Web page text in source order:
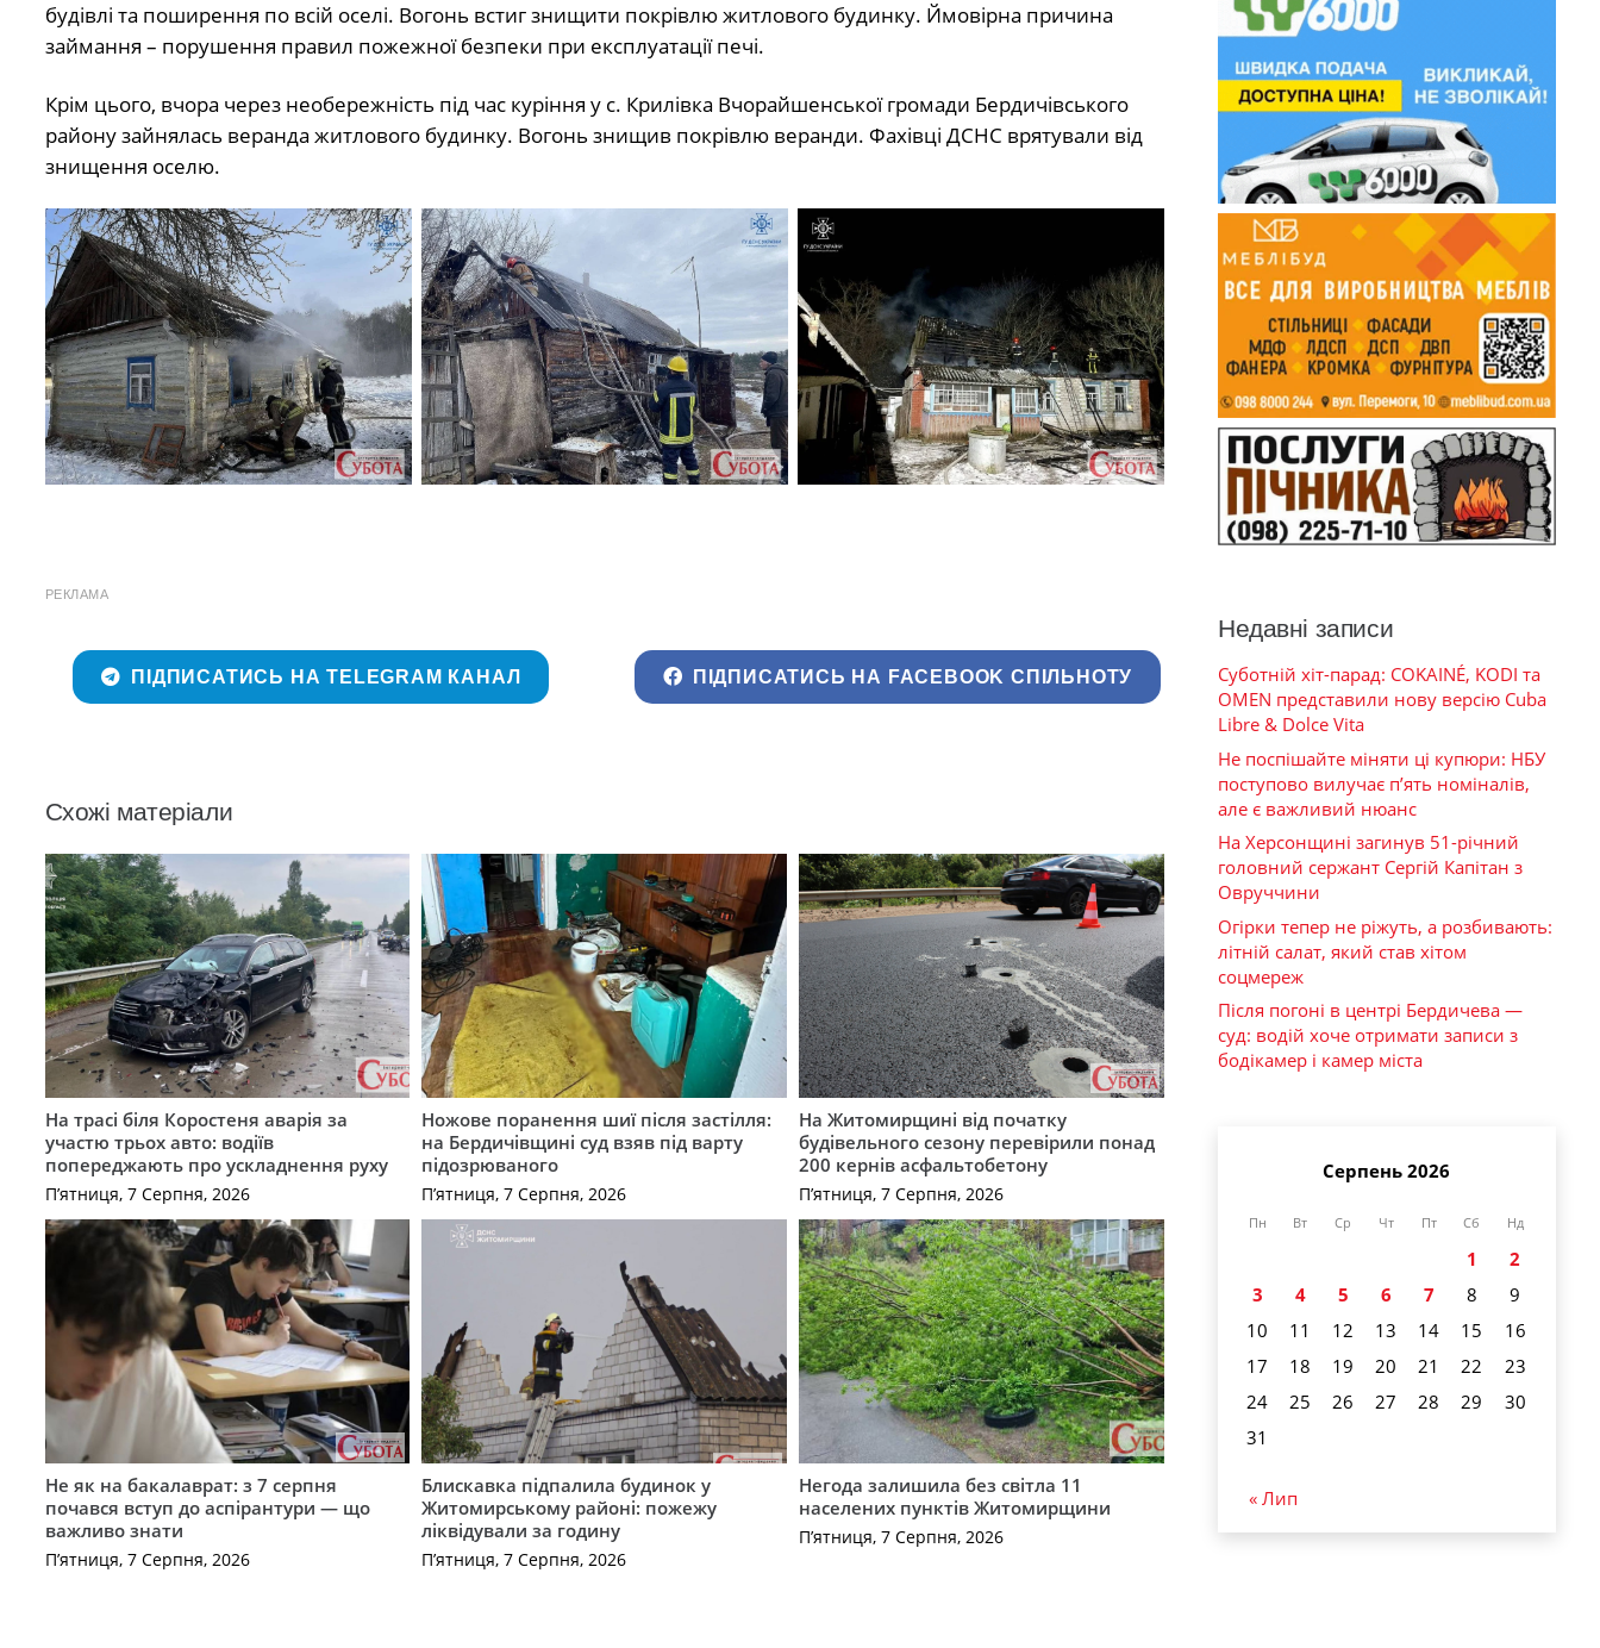
будівлі та поширення по всій оселі. Вогонь встиг знищити покрівлю житлового будинку. Ймовірна причина
займання – порушення правил пожежної безпеки при експлуатації печі.
Крім цього, вчора через необережність під час куріння у с. Крилівка Вчорайшенської громади Бердичівського
району зайнялась веранда житлового будинку. Вогонь знищив покрівлю веранди. Фахівці ДСНС врятували від
знищення оселю.
РЕКЛАМА
ПІДПИСАТИСЬ НА TELEGRAM КАНАЛ ПІДПИСАТИСЬ НА FACEBOOK СПІЛЬНОТУ
Схожі матеріали
На трасі біля Коростеня аварія за
участю трьох авто: водіїв
попереджають про ускладнення руху
П’ятниця, 7 Серпня, 2026
Ножове поранення шиї після застілля:
на Бердичівщині суд взяв під варту
підозрюваного
П’ятниця, 7 Серпня, 2026
На Житомирщині від початку
будівельного сезону перевірили понад
200 кернів асфальтобетону
П’ятниця, 7 Серпня, 2026
Не як на бакалаврат: з 7 серпня
почався вступ до аспірантури — що
важливо знати
П’ятниця, 7 Серпня, 2026
Блискавка підпалила будинок у
Житомирському районі: пожежу
ліквідували за годину
П’ятниця, 7 Серпня, 2026
Негода залишила без світла 11
населених пунктів Житомирщини
П’ятниця, 7 Серпня, 2026
Недавні записи
Суботній хіт-парад: COKAINÉ, KODI та
OMEN представили нову версію Cuba
Libre & Dolce Vita
Не поспішайте міняти ці купюри: НБУ
поступово вилучає п’ять номіналів,
але є важливий нюанс
На Херсонщині загинув 51-річний
головний сержант Сергій Капітан з
Овруччини
Огірки тепер не ріжуть, а розбивають:
літній салат, який став хітом
соцмереж
Після погоні в центрі Бердичева —
суд: водій хоче отримати записи з
бодікамер і камер міста
Серпень 2026
Пн Вт Ср Чт Пт Сб Нд
1
2
3
4 5 6 7 8
9
10
11 12 13 14 15
16
17
18 19 20 21 22
23
24
25 26 27 28 29
30
31
« Лип